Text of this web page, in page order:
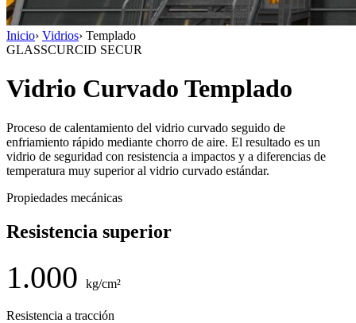
Inicio› Vidrios› Templado
GLASSCURCID SECUR
Vidrio Curvado Templado
Proceso de calentamiento del vidrio curvado seguido de
enfriamiento rápido mediante chorro de aire. El resultado es un
vidrio de seguridad con resistencia a impactos y a diferencias de
temperatura muy superior al vidrio curvado estándar.
Propiedades mecánicas
Resistencia superior
1.000 kg/cm²
Resistencia a tracción